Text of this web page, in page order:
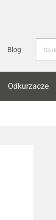
Blog
Odkurzacze